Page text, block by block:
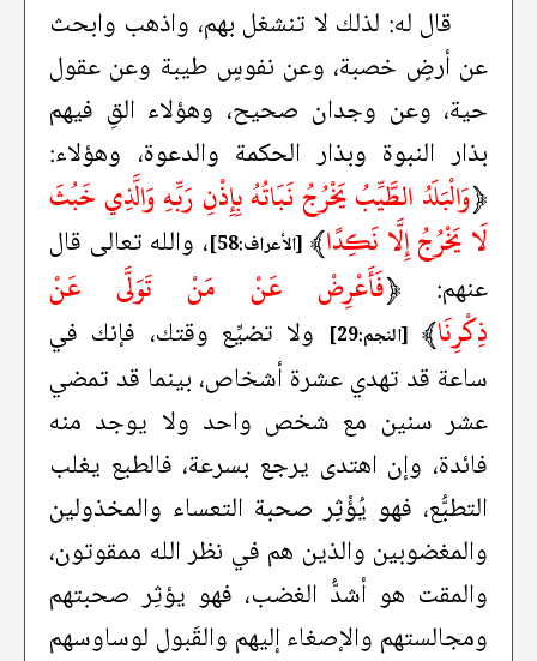
قال له: لذلك لا تنشغل بهم، واذهب وابحث
عن أرضٍ خصبة، وعن نفوسٍ طيبة وعن عقول
حية، وعن وجدان صحيح، وهؤلاء القِ فيهم
بذار النبوة وبذار الحكمة والدعوة، وهؤلاء:
﴿وَالْبَلَدُ الطَّيِّبُ يَخْرُجُ نَبَاتُهُ بِإِذْنِ رَبِّهِ وَالَّذِي خَبُثَ
لَا يَخْرُجُ إِلَّا نَكِدًا﴾ [الأعراف:58]
، والله تعالى قال
عنهم: ﴿فَأَعْرِضْ عَنْ مَنْ تَوَلَّى عَنْ
ذِكْرِنَا﴾ [النجم:29]
ولا تضيِّع وقتك، فإنك في
ساعة قد تهدي عشرة أشخاص، بينما قد تمضي
عشر سنين مع شخص واحد ولا يوجد منه
فائدة، وإن اهتدى يرجع بسرعة، فالطبع يغلب
التطبُّع، فهو يُؤْثِر صحبة التعساء والمخذولين
والمغضوبين والذين هم في نظر الله ممقوتون،
والمقت هو أشدُّ الغضب، فهو يؤثِر صحبتهم
ومجالستهم والإصغاء إليهم والقَبول لوساوسهم